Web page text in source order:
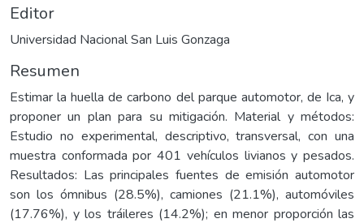
Editor
Universidad Nacional San Luis Gonzaga
Resumen
Estimar la huella de carbono del parque automotor, de Ica, y
proponer un plan para su mitigación. Material y métodos:
Estudio no experimental, descriptivo, transversal, con una
muestra conformada por 401 vehículos livianos y pesados.
Resultados: Las principales fuentes de emisión automotor
son los ómnibus (28.5%), camiones (21.1%), automóviles
(17.76%), y los tráileres (14.2%); en menor proporción las